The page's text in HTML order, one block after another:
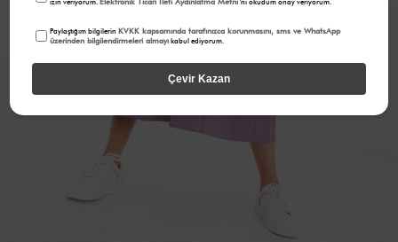
izin veriyorum. 'ni okudum onay veriyorum.
Paylaştığım bilgilerinKVKK kapsamında tarafınızca korunmasını, sms ve WhatsApp
üzerinden bilgilendirmeleri almayı kabul ediyorum.
Çevir Kazan